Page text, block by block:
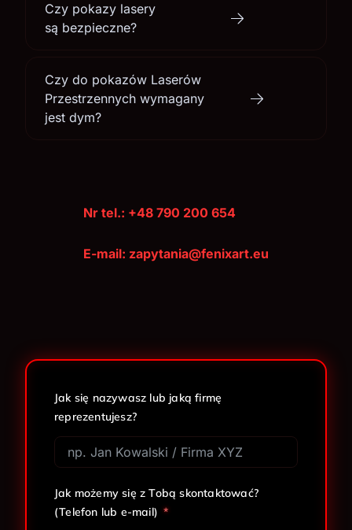
Czy pokazy lasery
są bezpieczne?
Czy do pokazów Laserów
Przestrzennych wymagany
jest dym?
Nr tel.: +48 790 200 654
E-mail: zapytania@fenixart.eu
Jak się nazywasz lub jaką firmę
reprezentujesz?
Jak możemy się z Tobą skontaktować?
(Telefon lub e-mail)